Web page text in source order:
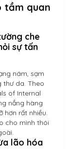
tầm quan
che
sự tấn
nám, sạm
thư da. Theo
of Internal
nắng hàng
hơn rất nhiều.
cho mình thói
lão hóa